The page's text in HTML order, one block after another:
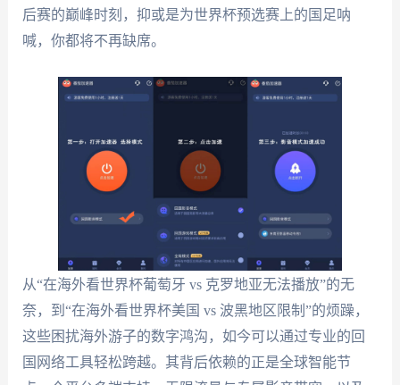
后赛的巅峰时刻，抑或是为世界杯预选赛上的国足呐
喊，你都将不再缺席。
从“在海外看世界杯葡萄牙 vs 克罗地亚无法播放”的无
奈，到“在海外看世界杯美国 vs 波黑地区限制”的烦躁，
这些困扰海外游子的数字鸿沟，如今可以通过专业的回
国网络工具轻松跨越。其背后依赖的正是全球智能节